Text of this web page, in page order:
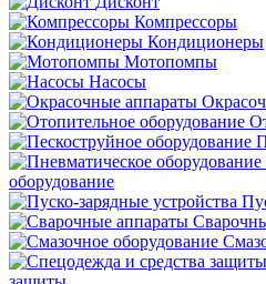
Компрессоры
Кондиционеры
Мотопомпы
Насосы
оборудование